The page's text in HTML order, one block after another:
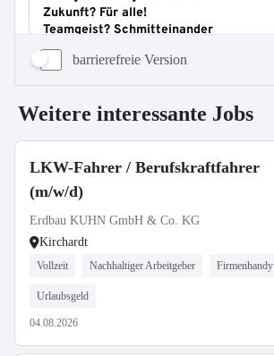
barrierefreie Version
Weitere interessante Jobs
LKW-Fahrer / Berufskraftfahrer
(m/w/d)
Erdbau KUHN GmbH & Co. KG
Kirchardt
Vollzeit Nachhaltiger Arbeitgeber Firmenhandy
Urlaubsgeld
04.08.2026